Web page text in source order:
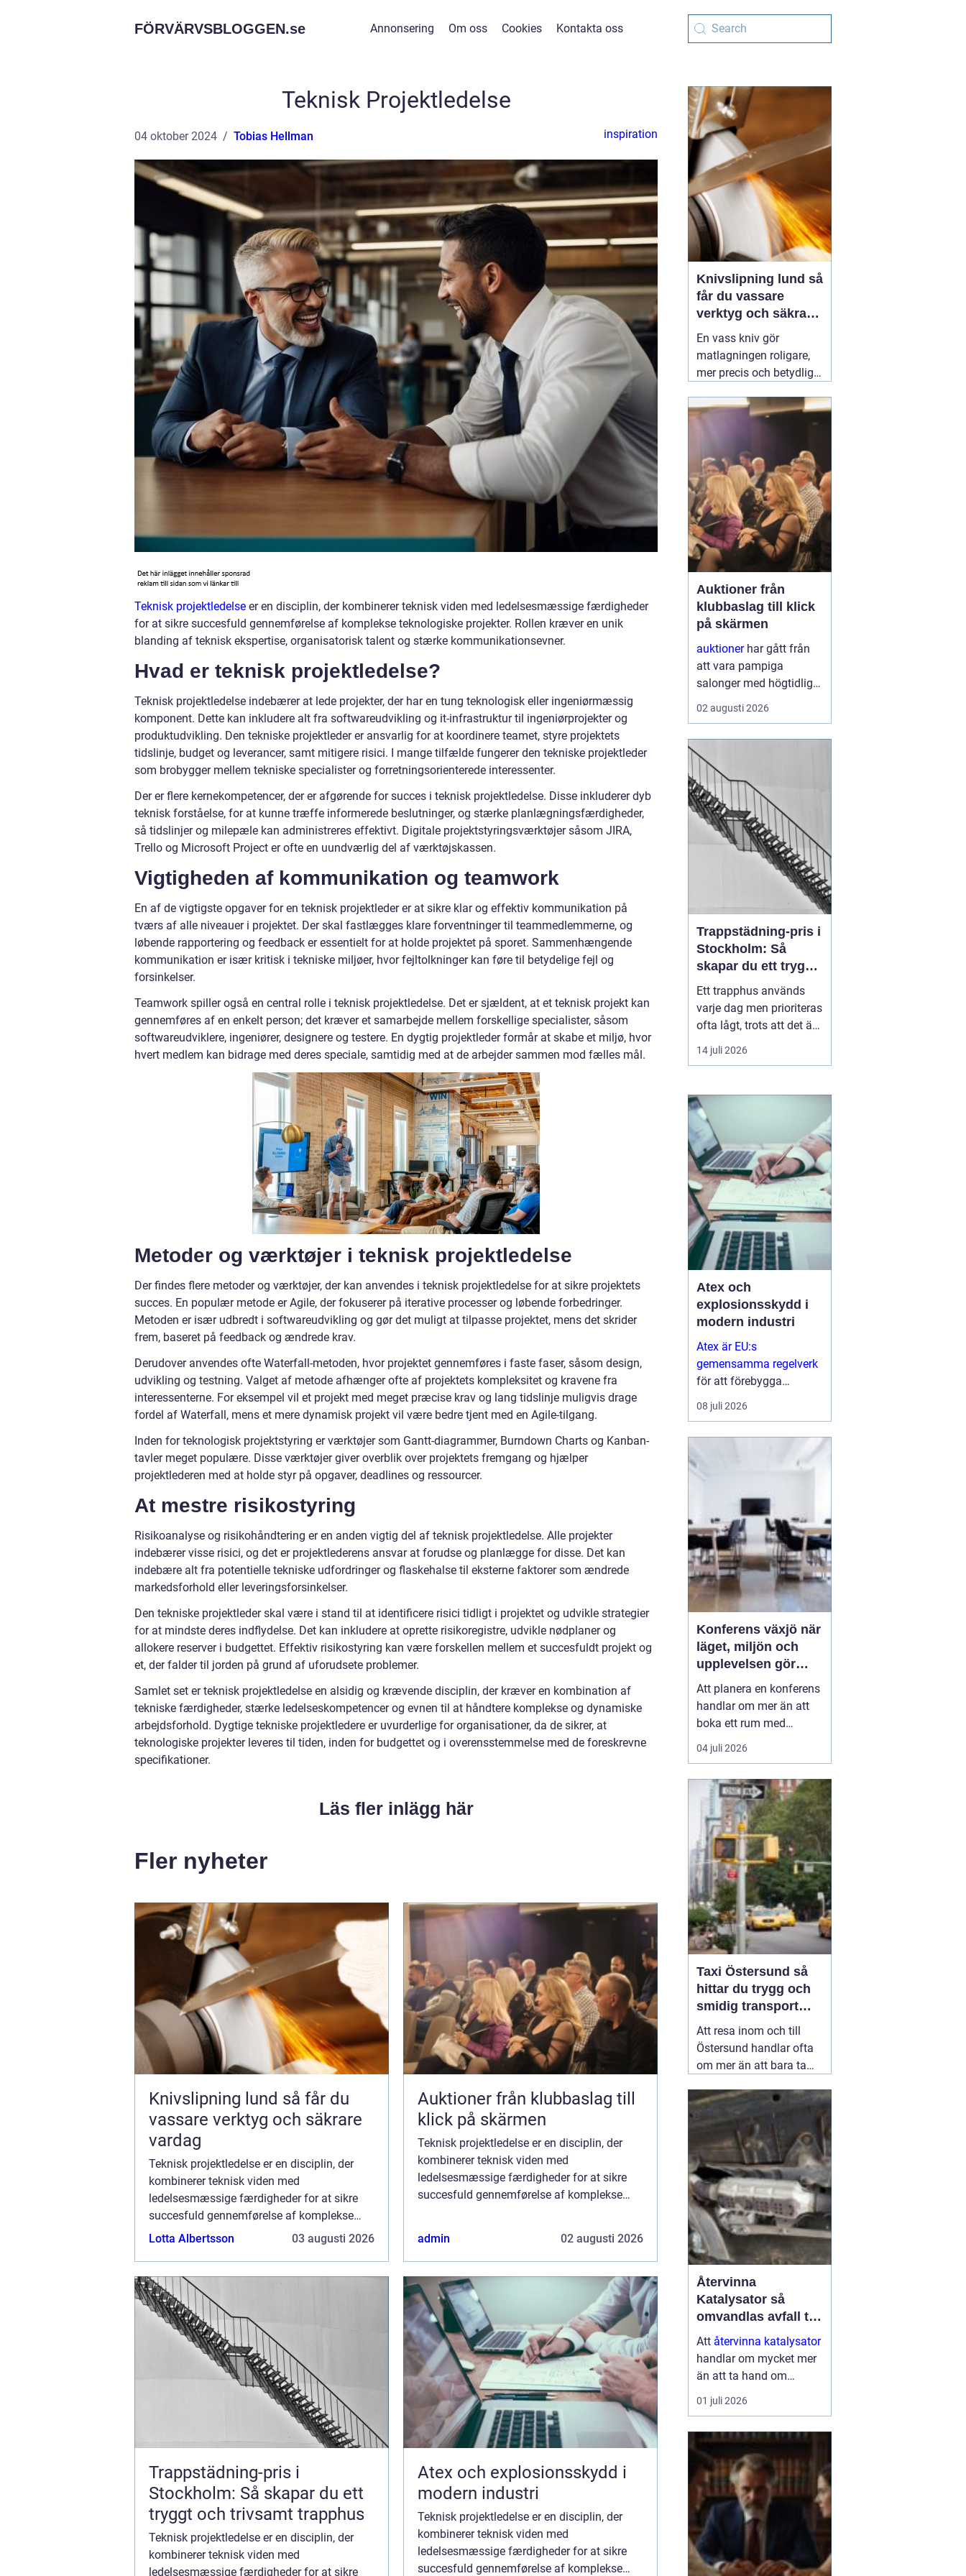
FÖRVÄRVSBLOGGEN.se Annonsering Om oss Cookies Kontakta oss
Teknisk Projektledelse
04 oktober 2024 Tobias Hellman inspiration
Teknisk projektledelse er en disciplin, der kombinerer teknisk viden med ledelsesmæssige færdigheder
for at sikre succesfuld gennemførelse af komplekse teknologiske projekter. Rollen kræver en unik
blanding af teknisk ekspertise, organisatorisk talent og stærke kommunikationsevner.
Hvad er teknisk projektledelse?
Teknisk projektledelse indebærer at lede projekter, der har en tung teknologisk eller ingeniørmæssig
komponent. Dette kan inkludere alt fra softwareudvikling og it-infrastruktur til ingeniørprojekter og
produktudvikling. Den tekniske projektleder er ansvarlig for at koordinere teamet, styre projektets
tidslinje, budget og leverancer, samt mitigere risici. I mange tilfælde fungerer den tekniske projektleder
som brobygger mellem tekniske specialister og forretningsorienterede interessenter.
Der er flere kernekompetencer, der er afgørende for succes i teknisk projektledelse. Disse inkluderer dyb
teknisk forståelse, for at kunne træffe informerede beslutninger, og stærke planlægningsfærdigheder,
så tidslinjer og milepæle kan administreres effektivt. Digitale projektstyringsværktøjer såsom JIRA,
Trello og Microsoft Project er ofte en uundværlig del af værktøjskassen.
Vigtigheden af kommunikation og teamwork
En af de vigtigste opgaver for en teknisk projektleder er at sikre klar og effektiv kommunikation på
tværs af alle niveauer i projektet. Der skal fastlægges klare forventninger til teammedlemmerne, og
løbende rapportering og feedback er essentielt for at holde projektet på sporet. Sammenhængende
kommunikation er især kritisk i tekniske miljøer, hvor fejltolkninger kan føre til betydelige fejl og
forsinkelser.
Teamwork spiller også en central rolle i teknisk projektledelse. Det er sjældent, at et teknisk projekt kan
gennemføres af en enkelt person; det kræver et samarbejde mellem forskellige specialister, såsom
softwareudviklere, ingeniører, designere og testere. En dygtig projektleder formår at skabe et miljø, hvor
hvert medlem kan bidrage med deres speciale, samtidig med at de arbejder sammen mod fælles mål.
Metoder og værktøjer i teknisk projektledelse
Der findes flere metoder og værktøjer, der kan anvendes i teknisk projektledelse for at sikre projektets
succes. En populær metode er Agile, der fokuserer på iterative processer og løbende forbedringer.
Metoden er især udbredt i softwareudvikling og gør det muligt at tilpasse projektet, mens det skrider
frem, baseret på feedback og ændrede krav.
Derudover anvendes ofte Waterfall-metoden, hvor projektet gennemføres i faste faser, såsom design,
udvikling og testning. Valget af metode afhænger ofte af projektets kompleksitet og kravene fra
interessenterne. For eksempel vil et projekt med meget præcise krav og lang tidslinje muligvis drage
fordel af Waterfall, mens et mere dynamisk projekt vil være bedre tjent med en Agile-tilgang.
Inden for teknologisk projektstyring er værktøjer som Gantt-diagrammer, Burndown Charts og Kanban-
tavler meget populære. Disse værktøjer giver overblik over projektets fremgang og hjælper
projektlederen med at holde styr på opgaver, deadlines og ressourcer.
At mestre risikostyring
Risikoanalyse og risikohåndtering er en anden vigtig del af teknisk projektledelse. Alle projekter
indebærer visse risici, og det er projektlederens ansvar at forudse og planlægge for disse. Det kan
indebære alt fra potentielle tekniske udfordringer og flaskehalse til eksterne faktorer som ændrede
markedsforhold eller leveringsforsinkelser.
Den tekniske projektleder skal være i stand til at identificere risici tidligt i projektet og udvikle strategier
for at mindste deres indflydelse. Det kan inkludere at oprette risikoregistre, udvikle nødplaner og
allokere reserver i budgettet. Effektiv risikostyring kan være forskellen mellem et succesfuldt projekt og
et, der falder til jorden på grund af uforudsete problemer.
Samlet set er teknisk projektledelse en alsidig og krævende disciplin, der kræver en kombination af
tekniske færdigheder, stærke ledelseskompetencer og evnen til at håndtere komplekse og dynamiske
arbejdsforhold. Dygtige tekniske projektledere er uvurderlige for organisationer, da de sikrer, at
teknologiske projekter leveres til tiden, inden for budgettet og i overensstemmelse med de foreskrevne
specifikationer.
Läs fler inlägg här
Fler nyheter
Knivslipning lund så får du
vassare verktyg och säkrare
vardag
Teknisk projektledelse er en disciplin, der
kombinerer teknisk viden med
ledelsesmæssige færdigheder for at sikre
succesfuld gennemførelse af komplekse
teknologiske projekter. Rollen kræver en unik
Lotta Albertsson 03 augusti 2026
Auktioner från klubbaslag till
klick på skärmen
Teknisk projektledelse er en disciplin, der
kombinerer teknisk viden med
ledelsesmæssige færdigheder for at sikre
succesfuld gennemførelse af komplekse
admin 02 augusti 2026
Trappstädning-pris i
Stockholm: Så skapar du ett
tryggt och trivsamt trapphus
Teknisk projektledelse er en disciplin, der
kombinerer teknisk viden med
ledelsesmæssige færdigheder for at sikre
Atex och explosionsskydd i
modern industri
Teknisk projektledelse er en disciplin, der
kombinerer teknisk viden med
ledelsesmæssige færdigheder for at sikre
succesfuld gennemførelse af komplekse
Knivslipning lund så
får du vassare
verktyg och säkrare
vardag
En vass kniv gör
matlagningen roligare,
mer precis och betydligt
gäller för saxar,
trädgårdsredskap och
används dagligen.
Många i Lund funderar
på om de ska slipa
själva hemma eller
lämna in sina knivar.03
augusti 2026
Auktioner från
klubbaslag till klick
på skärmen
auktionerhar gått från
att vara pampiga
salonger med högtidliga
klubbeslag till att bli en
vardaglig del av livet
som helst, oavsett
erfarenhet, köpa eller
sälja föremål genom
några få kli...
02 augusti 2026
Trappstädning-pris i
Stockholm: Så
skapar du ett tryggt
och trivsamt
trapphus
Ett trapphus används
varje dag men prioriteras
ofta lågt, trots att det är
det första som möter
både boende,
besökare. Genom
professionell
trappstädning i
Stockholm får
fastigheten ...
14 juli 2026
Atex och
explosionsskydd i
modern industri
Atex är EU:s
gemensamma regelverk
för att förebygga
explosioner i
arbetsmiljöer där
vätskor eller damm kan
skapa risker...
08 juli 2026
Konferens växjö när
läget, miljön och
upplevelsen gör
skillnad
Att planera en konferens
handlar om mer än att
boka ett rum med
projektor. Företag letar
efter platser som skapar
nya idéer och stärker
relationer i gruppen. I
Växjö finns
förutsättningar för just
detta: en tydlig
mötesstad med ...
04 juli 2026
Taxi Östersund så
hittar du trygg och
smidig transport
året runt
Att resa inom och till
Östersund handlar ofta
om mer än att bara ta
punkt B. Många vill
slippa bilköer, parkering
och stress, särskilt vid
resor till flygplatsen,
tidiga tågtider eller sena
kvällar. En väl
fungerande02 juli 2026
Återvinna
Katalysator så
omvandlas avfall till
värdefulla resurser
Att återvinna katalysator
handlar om mycket mer
än att ta hand om
gammalt skrot. I varje
katalysator finns
som kan användas igen
i nya produkter och
processer. När de
återvinns...
01 juli 2026